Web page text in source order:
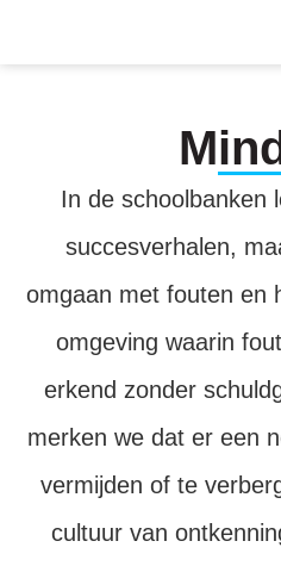
In de schoolbanken
succesverhalen,
omgaan met fouten en
omgeving waarin
erkend zonder
merken we dat er een
vermijden of te
cultuur van